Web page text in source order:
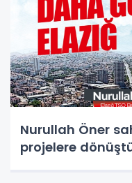
Nurullah Öner
projelere